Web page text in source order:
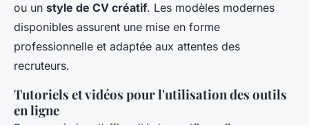
ou un style de CV créatif. Les modèles modernes
disponibles assurent une mise en forme
professionnelle et adaptée aux attentes des
recruteurs.
Tutoriels et vidéos pour l'utilisation des outils
en ligne